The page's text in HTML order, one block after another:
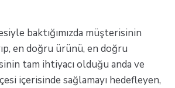
baktığımızda müşterisinin
en doğru ürünü, en doğru
tam ihtiyacı olduğu anda ve
içerisinde sağlamayı hedefleyen,